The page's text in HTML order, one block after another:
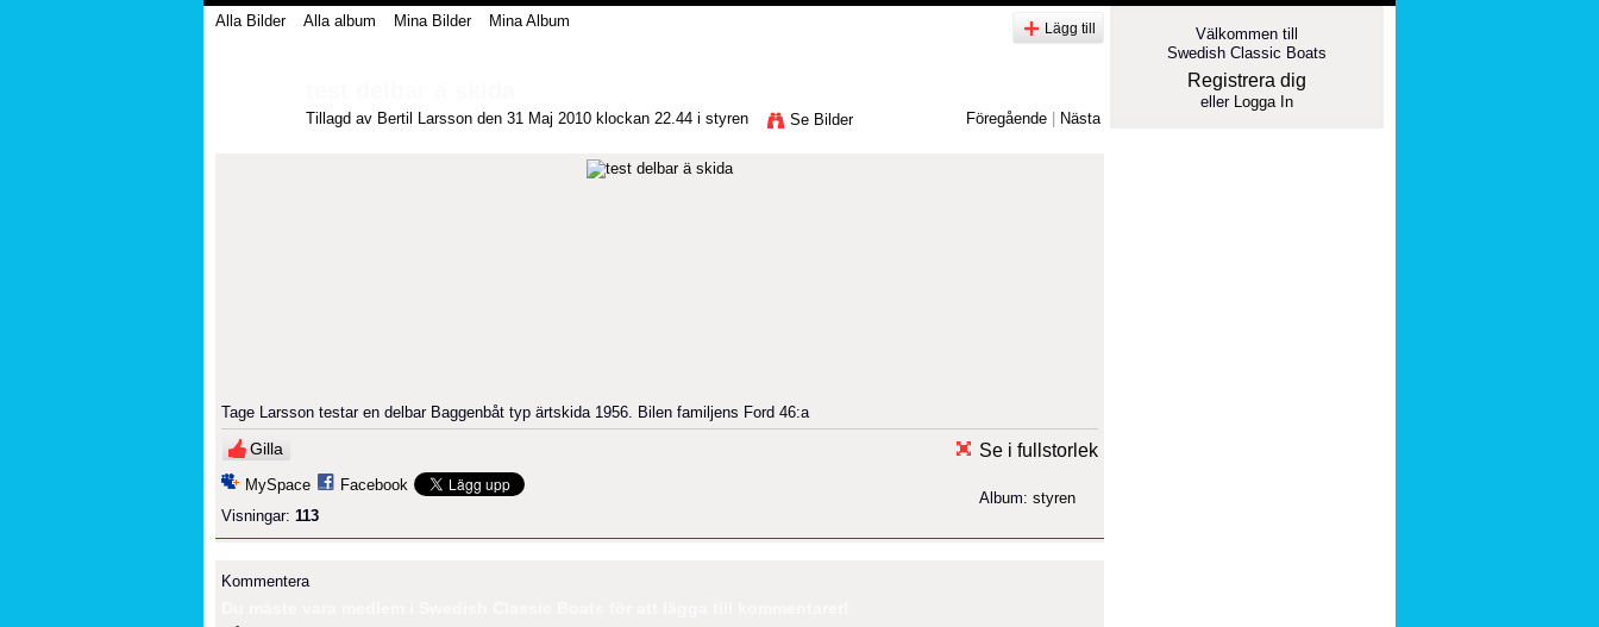
Alla Bilder Alla album Mina Bilder Mina Album Lägg till
Tillagd av Bertil Larsson den 31 Maj 2010 klockan 22.44 i styren Se Bilder Föregående Nästa
Tage Larsson testar en delbar Baggenbåt typ ärtskida 1956. Bilen familjens Ford 46:a
Gilla
MySpace
Facebook
Visningar: 113
Se i fullstorlek
Album: styren
Kommentera
Välkommen till
Swedish Classic Boats
Registrera dig
eller Logga In